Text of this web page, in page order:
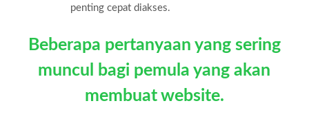
penting cepat diakses.
Beberapa pertanyaan yang sering
muncul bagi pemula yang akan
membuat website.